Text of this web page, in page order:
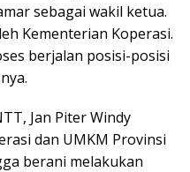
sebagai wakil ketua.
Kementerian Koperasi.
berjalan posisi-posisi
Jan Piter Windy
dan UMKM Provinsi
berani melakukan